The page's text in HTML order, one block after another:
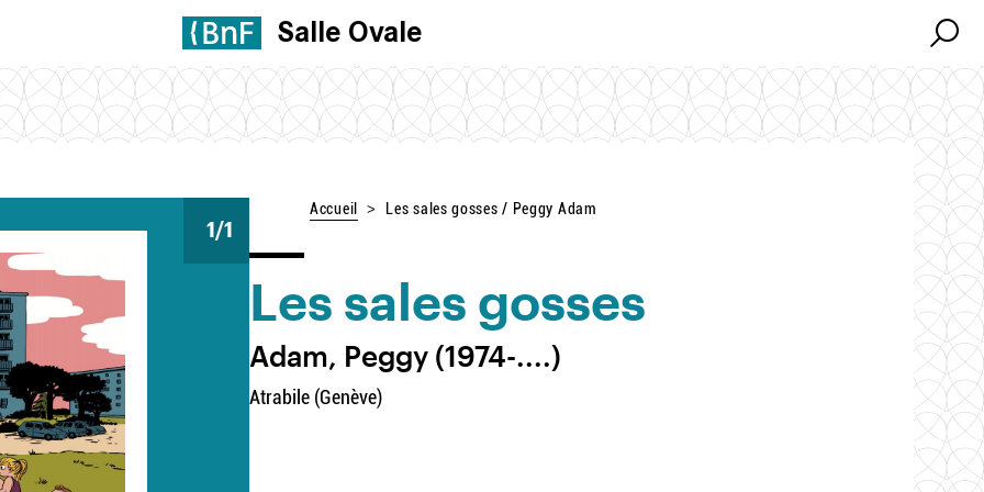
Salle Ovale Search
Search
Accueil Les sales gosses / Peggy Adam
1/1
Les sales gosses
Adam, Peggy (1974-....)
Atrabile (Genève)